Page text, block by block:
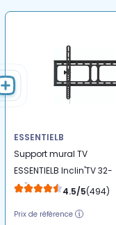
ESSENTIELB
Support mural TV
ESSENTIELB Inclin'TV 32-
75''
4.5/5(494)
Prix de référence